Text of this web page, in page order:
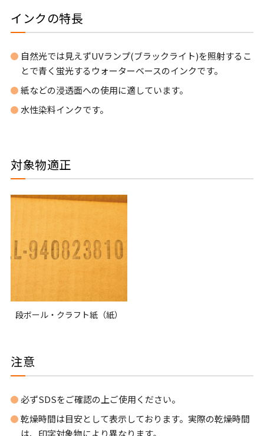
インクの特長
自然光では見えずUVランプ(ブラックライト)を照射するこ
とで青く蛍光するウォーターベースのインクです。
紙などの浸透面への使用に適しています。
水性染料インクです。
対象物適正
段ボール・クラフト紙（紙）
注意
必ずSDSをご確認の上ご使用ください。
乾燥時間は目安として表示しております。実際の乾燥時間
は、印字対象物により異なります。